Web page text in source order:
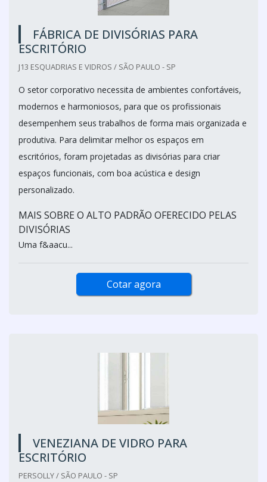
FÁBRICA DE DIVISÓRIAS PARA
ESCRITÓRIO
J13 ESQUADRIAS E VIDROS / SÃO PAULO - SP
O setor corporativo necessita de ambientes confortáveis,
modernos e harmoniosos, para que os profissionais
desempenhem seus trabalhos de forma mais organizada e
produtiva. Para delimitar melhor os espaços em
escritórios, foram projetadas as divisórias para criar
espaços funcionais, com boa acústica e design
personalizado.
MAIS SOBRE O ALTO PADRÃO OFERECIDO PELAS
DIVISÓRIAS
Uma f&aacu...
Cotar agora
VENEZIANA DE VIDRO PARA
ESCRITÓRIO
PERSOLLY / SÃO PAULO - SP